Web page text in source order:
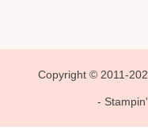
Copyright © 2011-
-